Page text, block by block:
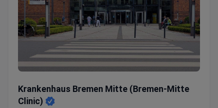
Krankenhaus Bremen Mitte (Bremen-Mitte
Clinic)